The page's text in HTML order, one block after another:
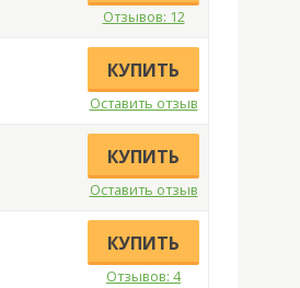
Отзывов: 12
КУПИТЬ
Оставить отзыв
КУПИТЬ
Оставить отзыв
КУПИТЬ
Отзывов: 4